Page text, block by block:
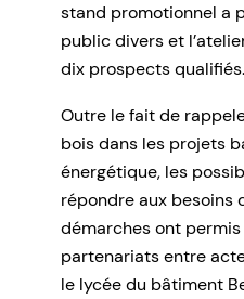
stand promotionnel a
public divers et
dix prospects qualifiés.
Outre le fait de
bois dans les projets
énergétique, les
répondre aux besoins
démarches ont
partenariats entre
le lycée du bâtiment